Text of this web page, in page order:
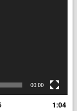
00:00
1:04